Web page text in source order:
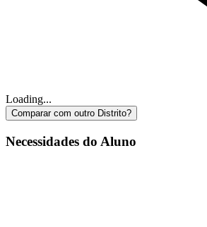
Loading...
Comparar com outro Distrito?
Necessidades do Aluno